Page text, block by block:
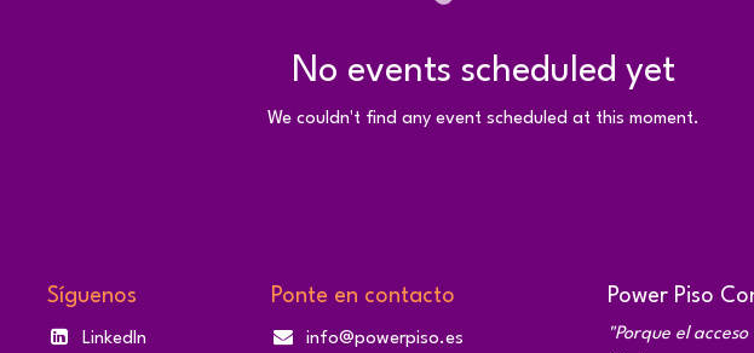
No events scheduled yet
We couldn't find any event scheduled at this moment.
Síguenos
LinkedIn
Ponte en contacto
info@powerpiso.es
Power Piso
"Porque el